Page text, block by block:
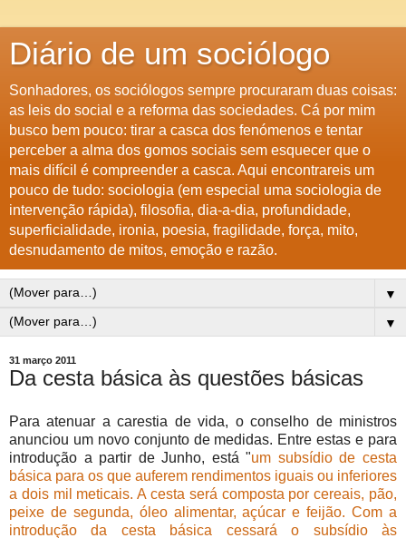
Diário de um sociólogo
Sonhadores, os sociólogos sempre procuraram duas coisas:
as leis do social e a reforma das sociedades. Cá por mim
busco bem pouco: tirar a casca dos fenómenos e tentar
perceber a alma dos gomos sociais sem esquecer que o
mais difícil é compreender a casca. Aqui encontrareis um
pouco de tudo: sociologia (em especial uma sociologia de
intervenção rápida), filosofia, dia-a-dia, profundidade,
superficialidade, ironia, poesia, fragilidade, força, mito,
desnudamento de mitos, emoção e razão.
▼
▼
31 março 2011
Da cesta básica às questões básicas
Para atenuar a carestia de vida, o conselho de ministros
anunciou um novo conjunto de medidas. Entre estas e para
introdução a partir de Junho, está "um subsídio de cesta
básica para os que auferem rendimentos iguais ou inferiores
a dois mil meticais. A cesta será composta por cereais, pão,
peixe de segunda, óleo alimentar, açúcar e feijão. Com a
introdução da cesta básica cessará o subsídio às